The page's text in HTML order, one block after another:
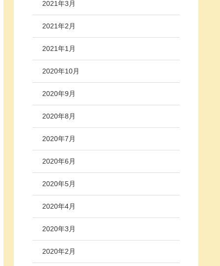
2021年3月
2021年2月
2021年1月
2020年10月
2020年9月
2020年8月
2020年7月
2020年6月
2020年5月
2020年4月
2020年3月
2020年2月